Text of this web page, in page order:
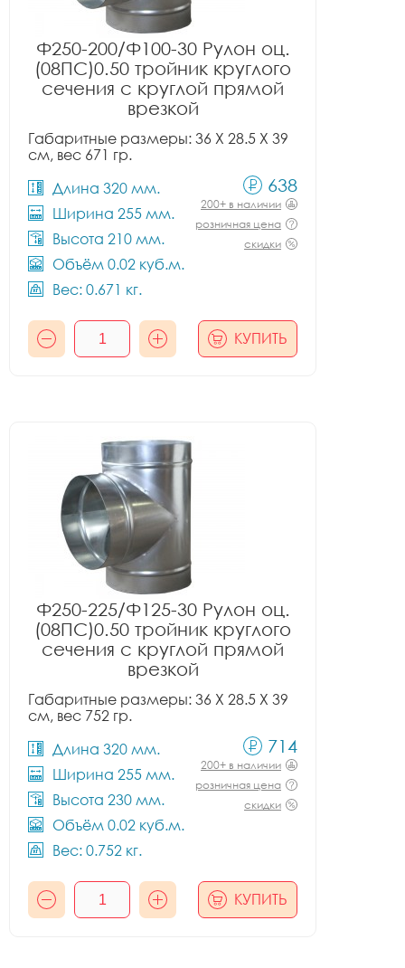
Ф250-200/Ф100-30 Рулон оц.
(08ПС)0.50 тройник круглого
сечения с круглой прямой
врезкой
Габаритные размеры: 36 X 28.5 X 39
см, вес 671 гр.
Длина 320 мм.
Ширина 255 мм.
Высота 210 мм.
Объём 0.02 куб.м.
Вес: 0.671 кг.
638
200+ в наличии
розничная цена
скидки
КУПИТЬ
Ф250-225/Ф125-30 Рулон оц.
(08ПС)0.50 тройник круглого
сечения с круглой прямой
врезкой
Габаритные размеры: 36 X 28.5 X 39
см, вес 752 гр.
Длина 320 мм.
Ширина 255 мм.
Высота 230 мм.
Объём 0.02 куб.м.
Вес: 0.752 кг.
714
200+ в наличии
розничная цена
скидки
КУПИТЬ